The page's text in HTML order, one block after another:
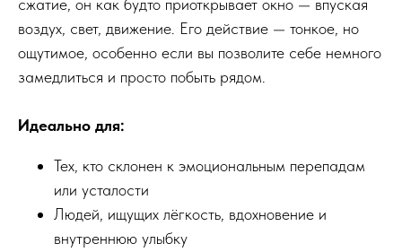
сжатие, он как будто приоткрывает окно — впуская
воздух, свет, движение. Его действие — тонкое, но
ощутимое, особенно если вы позволите себе немного
замедлиться и просто побыть рядом.
Идеально для:
Тех, кто склонен к эмоциональным перепадам
или усталости
Людей, ищущих лёгкость, вдохновение и
внутреннюю улыбку